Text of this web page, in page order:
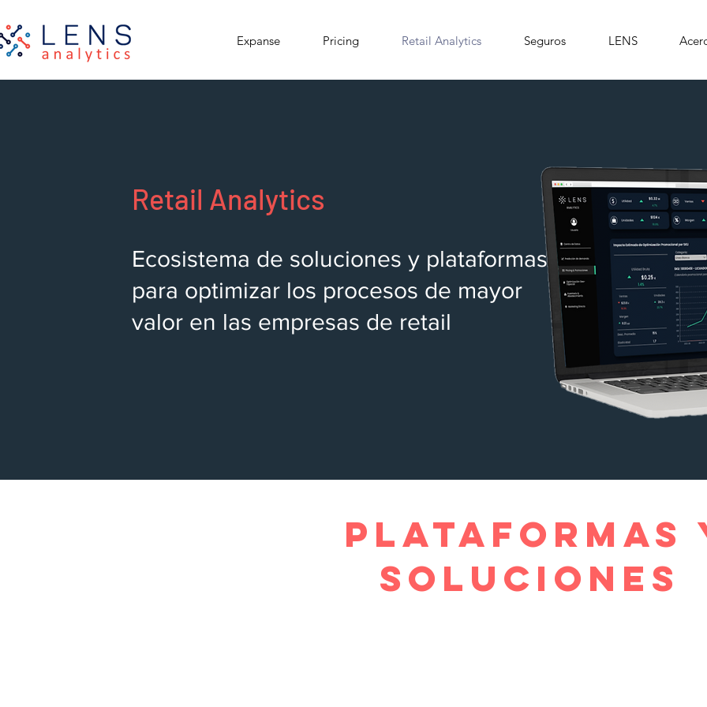
Expanse Pricing Retail Analytics Seguros LENS
Retail Analytics
Ecosistema de soluciones y plataformas
para optimizar los procesos de mayor
valor en las empresas de retail
PLATAFORMAS
SOLUCIONES